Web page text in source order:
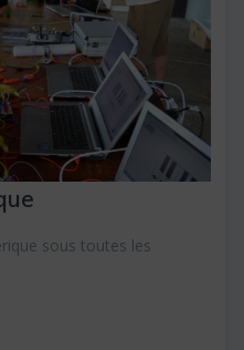
sous toutes les